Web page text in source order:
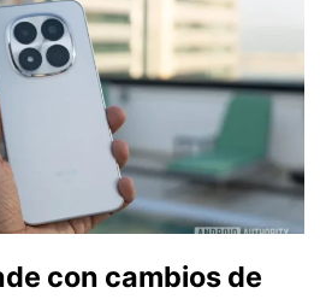
con cambios de